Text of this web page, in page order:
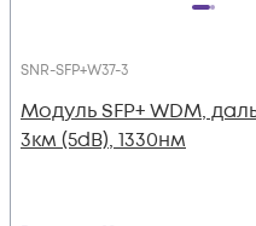
SNR-SFP+W37-3
Модуль SFP+ WDM,
3км (5dB), 1330нм